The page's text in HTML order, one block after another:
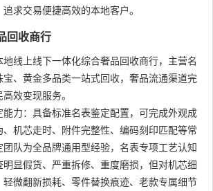
求交易便捷高效的本地客户。
回收商行
线上线下一体化综合奢品回收商行，主营名
、黄金多品类一站式回收，奢品流通渠道完
效变现服务。
能力：具备标准名表鉴定配置，可完成外观成
机芯走时、附件完整性、编码刻印匹配等常
队为全品牌通用型经验，名表专项工艺认知
显假货、严重拆修、重度磨损，但对机芯细
微翻新损耗、零件替换痕迹、老款专属细节